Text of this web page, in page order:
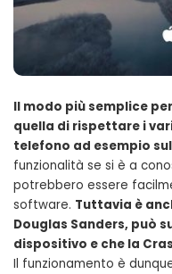
Il modo più semplice
quella di rispettare i
telefono ad esempio
funzionalità se si è a
potrebbero essere
software. Tuttavia è
Douglas Sanders, può
dispositivo e che la
Il funzionamento è